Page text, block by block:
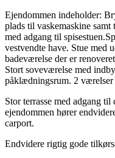
Ejendommen indeholder:
plads til vaskemaskine
med adgang til
vestvendte have. Stue med
badeværelse der er
Stort soveværelse med
påklædningsrum. 2 værelser
Stor terrasse med adgang
ejendommen hører
carport.
Endvidere rigtig gode